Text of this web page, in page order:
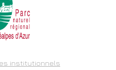
institutionnels